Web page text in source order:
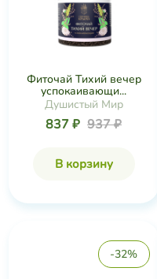
Фиточай Тихий вечер
успокаивающи...
Душистый Мир
837 ₽ 937 ₽
В корзину
-32%